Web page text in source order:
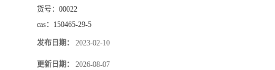
货号： 00022
cas： 150465-29-5
发布日期： 2023-02-10
更新日期： 2026-08-07